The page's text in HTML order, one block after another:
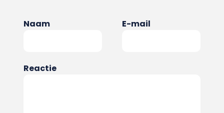
Naam E-mail
Reactie